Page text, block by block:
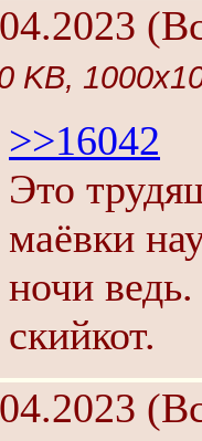
KB,
>>16042
Это
маёвки
ночи
скийкот.